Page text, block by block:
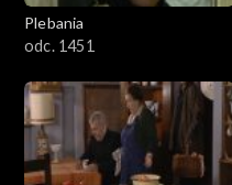
Plebania
odc. 1451